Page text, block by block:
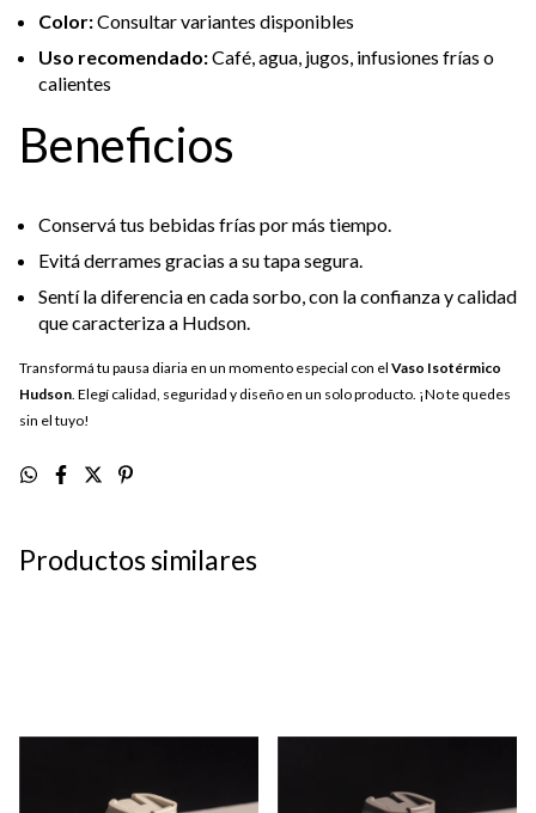
Color:Consultar variantes disponibles
Uso recomendado:Café, agua, jugos, infusiones frías o
calientes
Beneficios
Conservá tus bebidas frías por más tiempo.
Evitá derrames gracias a su tapa segura.
Sentí la diferencia en cada sorbo, con la confianza y calidad
que caracteriza a Hudson.
Transformá tu pausa diaria en un momento especial con el Vaso Isotérmico
Hudson. Elegí calidad, seguridad y diseño en un solo producto. ¡No te quedes
sin el tuyo!
Productos similares